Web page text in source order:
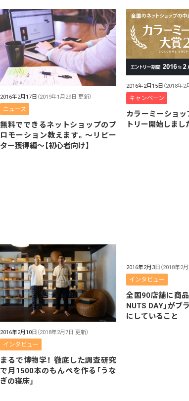
2016年2月17日 （2019年1月29日 更新）
ニュース
無料でできるネットショップのプ
ロモーション教えます。〜リピー
ター獲得編〜【初心者向け】
2016年2月15日 （2018年2
キャンペーン
カラーミーショ
トリー開始しまし
2016年2月10日 （2018年2月7日 更新）
インタビュー
まるで博物学！ 徹底した調査研究
で月1500本のもんぺを作る「うな
ぎの寝床」
2016年2月3日 （2018年2
インタビュー
全国90店舗に商
NUTS DAY」がブ
にしていること